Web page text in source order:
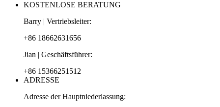
KOSTENLOSE BERATUNG
Barry | Vertriebsleiter:
+86 18662631656
Jian | Geschäftsführer:
+86 15366251512
ADRESSE
Adresse der Hauptniederlassung: